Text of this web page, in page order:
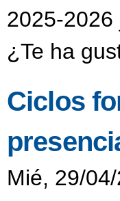
2025-
¿Te ha
Ciclos
Mié, 29/